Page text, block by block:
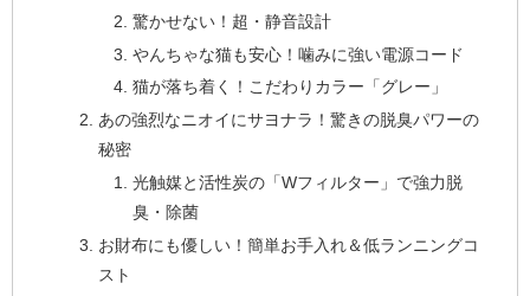
驚かせない！超・静音設計
やんちゃな猫も安心！噛みに強い電源コード
猫が落ち着く！こだわりカラー「グレー」
あの強烈なニオイにサヨナラ！驚きの脱臭パワーの
秘密
光触媒と活性炭の「Wフィルター」で強力脱
臭・除菌
お財布にも優しい！簡単お手入れ＆低ランニングコ
スト